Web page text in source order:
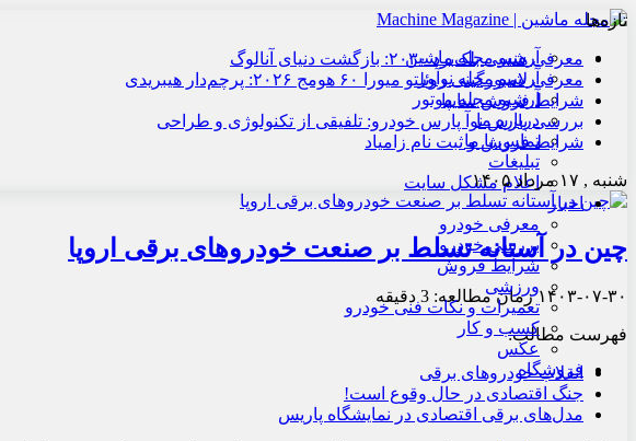
آرشیو مجله ماشین
آرشیو مجله نوآور
آرشیو مجله موتور
درباره ما
تماس با ما
تبلیغات
اعلام مشکل سایت
اخبار
معرفی خودرو
بررسی خودرو
شرایط فروش
ورزشی
تعمیرات و نکات فنی خودرو
کسب و کار
عکس
فروشگاه
تازه‌ها
معرفی هنسی بلک‌برد ۲۰۳۰: بازگشت دنیای آنالوگ
معرفی لامبورگینی روئلتو میورا ۶۰ هومج ۲۰۲۶: پرچم‌دار هیبریدی
شرایط فروش سایپا
بررسی پارس نوآ پارس خودرو: تلفیقی از تکنولوژی و طراحی
شرایط فروش و ثبت نام زامیاد
شنبه , ۱۷ مرداد ۱۴۰۵
چین در آستانه تسلط بر صنعت خودروهای برقی اروپا
۱۴۰۳-۰۷-۳۰زمان مطالعه: 3 دقیقه
فهرست مطالب:
انقلاب خودروهای برقی
جنگ اقتصادی در حال وقوع است!
مدل‌های برقی اقتصادی در نمایشگاه پاریس